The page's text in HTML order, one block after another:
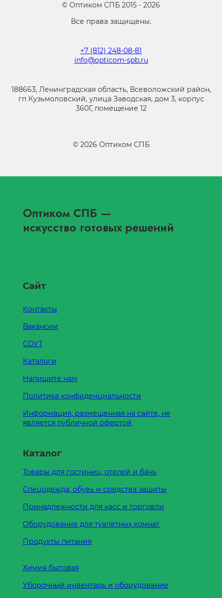
© Оптиком СПБ 2015 - 2026
Все права защищены.
+7 (812) 248-08-81
info@opticom-spb.ru
188663, Ленинградская область, Всеволожский район,
гп Кузьмоловский, улица Заводская, дом 3, корпус
360Г, помещение 12
© 2026 Оптиком СПБ
Оптиком СПБ —
искусство готовых решений
Сайт
Контакты
Вакансии
СОУТ
Каталоги
Напишите нам
Политика конфиденциальности
Информация, размещенная на сайте, не
является публичной офертой
Каталог
Товары для гостиниц, отелей и бань
Спецодежда, обувь и средства защиты
Принадлежности для касс и торговли
Оборудование для туалетных комнат
Продукты питания
Химия бытовая
Уборочный инвентарь и оборудование